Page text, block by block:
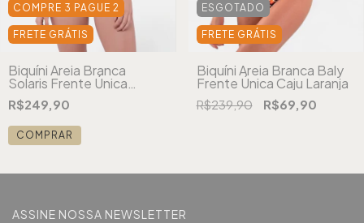
COMPRE 3 PAGUE 2
FRETE GRÁTIS
Biquíni Areia Branca
Solaris Frente Única
Textura Cinza Oliva
R$249,90
COMPRAR
ESGOTADO
FRETE GRÁTIS
Biquíni Areia Branca Baly
Frente Única Caju Laranja
R$239,90 R$69,90
ASSINE NOSSA NEWSLETTER